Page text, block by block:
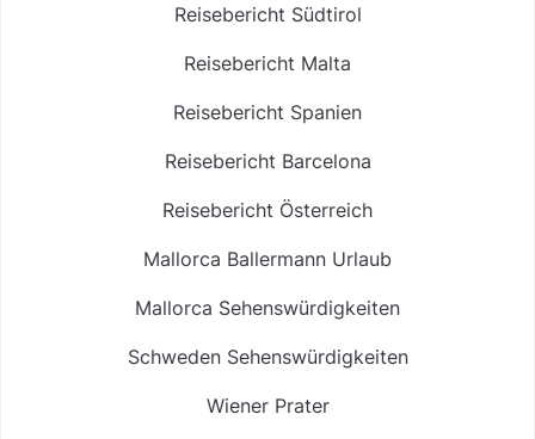
Reisebericht Südtirol
Reisebericht Malta
Reisebericht Spanien
Reisebericht Barcelona
Reisebericht Österreich
Mallorca Ballermann Urlaub
Mallorca Sehenswürdigkeiten
Schweden Sehenswürdigkeiten
Wiener Prater